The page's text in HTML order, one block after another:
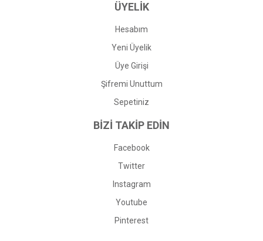
ÜYELİK
Hesabım
Yeni Üyelik
Üye Girişi
Şifremi Unuttum
Sepetiniz
BİZİ TAKİP EDİN
Facebook
Twitter
Instagram
Youtube
Pinterest